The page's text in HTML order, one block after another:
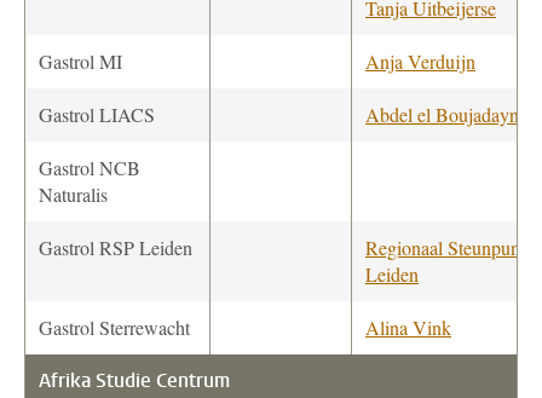
Tanja Uitbeijerse
Gastrol MI Anja Verduijn
Gastrol LIACS Abdel el Boujadayni
Gastrol NCB
Naturalis
Gastrol RSP Leiden
Regionaal Steunpunt
Leiden
Gastrol Sterrewacht Alina Vink
Afrika Studie Centrum